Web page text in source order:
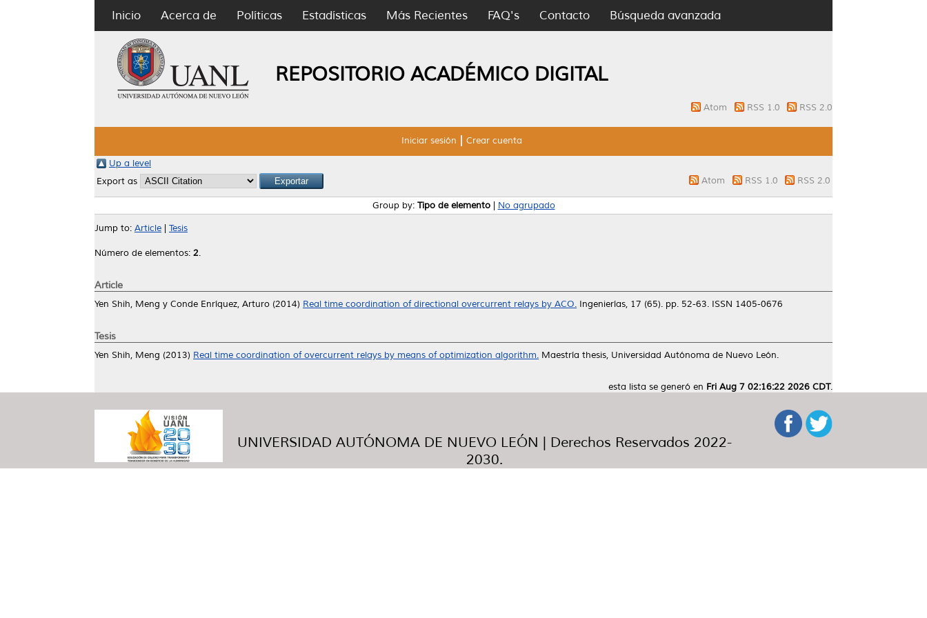
Inicio Acerca de Políticas Estadísticas Más Recientes FAQ's Contacto Búsqueda avanzada
REPOSITORIO ACADÉMICO DIGITAL
Atom RSS 1.0 RSS 2.0
Iniciar sesión Crear cuenta
Up a level
Export as
Atom RSS 1.0 RSS 2.0
Group by: Tipo de elemento| No agrupado
Jump to: Article Tesis
Número de elementos: 2.
Article
Yen Shih, Meng y Conde Enríquez, Arturo (2014) Real time coordination of directional overcurrent relays by ACO. Ingenierías, 17 (65). pp. 52-63. ISSN 1405-0676
Tesis
Yen Shih, Meng (2013) Real time coordination of overcurrent relays by means of optimization algorithm. Maestría thesis, Universidad Autónoma de Nuevo León.
esta lista se generó en Fri Aug 7 02:16:22 2026 CDT.
UNIVERSIDAD AUTÓNOMA DE NUEVO LEÓN | Derechos Reservados 2022-
2030.